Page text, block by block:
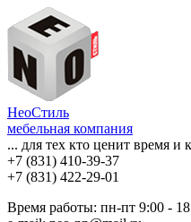
НеоСтиль
мебельная компания
... для тех кто ценит время и
+7 (831) 410-39-37
+7 (831) 422-29-01
Время работы: пн-пт 9:00 -